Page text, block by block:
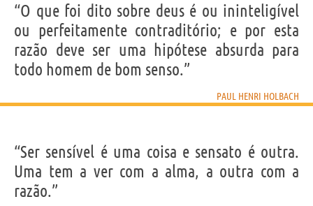
“O que foi dito sobre deus é ou ininteligível
ou perfeitamente contraditório; e por esta
razão deve ser uma hipótese absurda para
todo homem de bom senso.”
PAUL HENRI HOLBACH
“Ser sensível é uma coisa e sensato é outra.
Uma tem a ver com a alma, a outra com a
razão.”